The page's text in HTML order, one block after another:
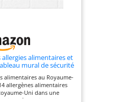
alimentaires et
mural de sécurité
– Cuisine
Sécurité alimentaire
éducative
alimentaires au Royaume-
allergènes alimentaires
Uni dans une
éducative claire et